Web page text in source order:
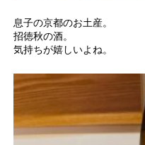
息子の京都のお土産。
招徳秋の酒。
気持ちが嬉しいよね。